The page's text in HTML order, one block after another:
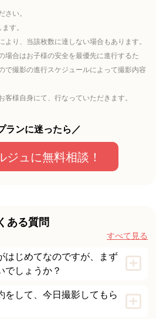
さい。
す。
り、当該枚数に達しない場合もあります。
場合はお子様の安全を最優先に進行するた
で撮影の進行スケジュールによって撮影内容
様自身にて、行なっていただきます。
ランに迷ったら／
ジュに無料相談！
ある質問
すべて見る
はじめてなのですが、まず
でしょうか？
をして、今日撮影してもら